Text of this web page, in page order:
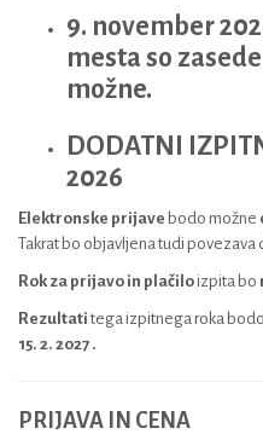
9. november
mesta so
možne.
DODATNI
2026
Elektronske prijave bodo možne
Takrat bo objavljena tudi povezava
Rok za prijavo in plačiloizpita bo
Rezultati tega izpitnega roka
15. 2. 2027 .
PRIJAVA IN CENA